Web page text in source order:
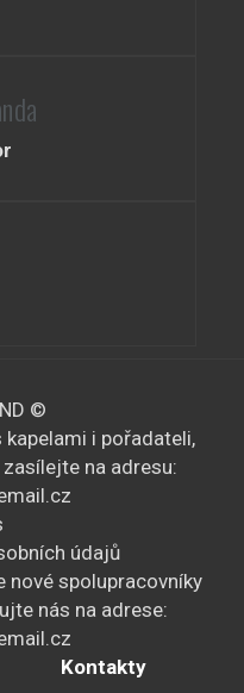
©
i pořadateli,
na adresu:
údajů
nové spolupracovníky
nás na adrese:
Kontakty